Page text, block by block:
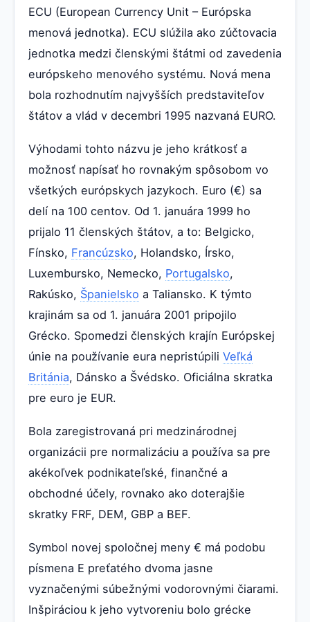
ECU (European Currency Unit – Európska
menová jednotka). ECU slúžila ako zúčtovacia
jednotka medzi členskými štátmi od zavedenia
európskeho menového systému. Nová mena
bola rozhodnutím najvyšších predstaviteľov
štátov a vlád v decembri 1995 nazvaná EURO.
Výhodami tohto názvu je jeho krátkosť a
možnosť napísať ho rovnakým spôsobom vo
všetkých európskych jazykoch. Euro (€) sa
delí na 100 centov. Od 1. januára 1999 ho
prijalo 11 členských štátov, a to: Belgicko,
Fínsko, Francúzsko, Holandsko, Írsko,
Luxembursko, Nemecko, Portugalsko,
Rakúsko, Španielsko a Taliansko. K týmto
krajinám sa od 1. januára 2001 pripojilo
Grécko. Spomedzi členských krajín Európskej
únie na používanie eura nepristúpili Veľká
Británia, Dánsko a Švédsko. Oficiálna skratka
pre euro je EUR.
Bola zaregistrovaná pri medzinárodnej
organizácii pre normalizáciu a používa sa pre
akékoľvek podnikateľské, finančné a
obchodné účely, rovnako ako doterajšie
skratky FRF, DEM, GBP a BEF.
Symbol novej spoločnej meny € má podobu
písmena E preťatého dvoma jasne
vyznačenými súbežnými vodorovnými čiarami.
Inšpiráciou k jeho vytvoreniu bolo grécke